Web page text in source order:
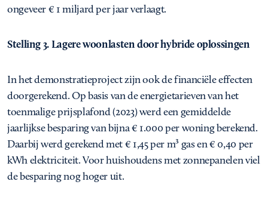
ongeveer € 1 miljard per jaar verlaagt.
Stelling 3. Lagere woonlasten door hybride oplossingen
In het demonstratieproject zijn ook de financiële effecten
doorgerekend. Op basis van de energietarieven van het
toenmalige prijsplafond (2023) werd een gemiddelde
jaarlijkse besparing van bijna € 1.000 per woning berekend.
Daarbij werd gerekend met € 1,45 per m³ gas en € 0,40 per
kWh elektriciteit. Voor huishoudens met zonnepanelen viel
de besparing nog hoger uit.